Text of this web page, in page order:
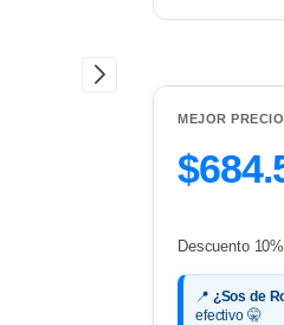
MEJOR
Descuento
📍 ¿Sos de
efectivo 🤫